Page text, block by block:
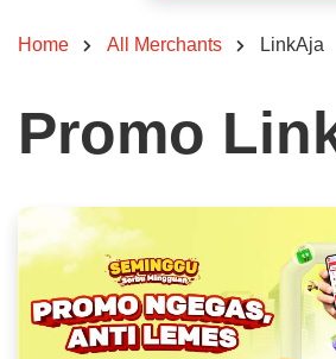
Home All Merchants LinkAja
Promo